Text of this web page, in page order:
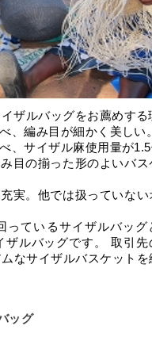
ザルバッグをお薦めする
、編み目が細かく美しい
、サイザル麻使用量が
目の揃った形のよいバス
実。他では扱っていない
っているサイザルバッグ
ルバッグです。 取引先
なサイザルバスケット
ッグ